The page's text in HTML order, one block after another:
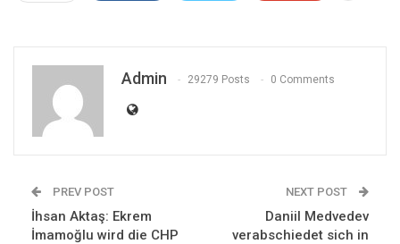
Admin 29279 Posts 0 Comments
PREV POST
İhsan Aktaş: Ekrem
İmamoğlu wird die CHP
NEXT POST
Daniil Medvedev
verabschiedet sich in